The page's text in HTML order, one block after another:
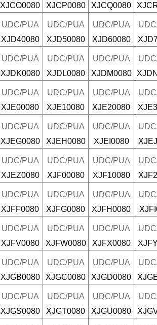
XJCO0080
XJCP0080
XJCQ0080
UDC/PUA
XJD40080
UDC/PUA
XJD50080
UDC/PUA
XJD60080
UDC/PUA
XJDK0080
UDC/PUA
XJDL0080
UDC/PUA
XJDM0080
UDC/PUA
XJE00080
UDC/PUA
XJE10080
UDC/PUA
XJE20080
UDC/PUA
XJEG0080
UDC/PUA
XJEH0080
UDC/PUA
XJEI0080
UDC/PUA
XJEZ0080
UDC/PUA
XJF00080
UDC/PUA
XJF10080
UDC/PUA
XJFF0080
UDC/PUA
XJFG0080
UDC/PUA
XJFH0080
UDC/PUA
XJFV0080
UDC/PUA
XJFW0080
UDC/PUA
XJFX0080
UDC/PUA
XJGB0080
UDC/PUA
XJGC0080
UDC/PUA
XJGD0080
UDC/PUA
XJGS0080
UDC/PUA
XJGT0080
UDC/PUA
XJGU0080